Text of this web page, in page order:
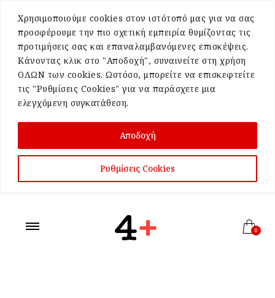
Χρησιμοποιούμε cookies στον ιστότοπό μας για να σας
προσφέρουμε την πιο σχετική εμπειρία θυμίζοντας τις
προτιμήσεις σας και επαναλαμβανόμενες επισκέψεις.
Κάνοντας κλικ στο "Αποδοχή", συναινείτε στη χρήση
ΟΛΩΝ των cookies. Ωστόσο, μπορείτε να επισκεφτείτε
τις "Ρυθμίσεις Cookies" για να παράσχετε μια
ελεγχόμενη συγκατάθεση.
Ρυθμίσεις Cookies
Αποδοχή
0